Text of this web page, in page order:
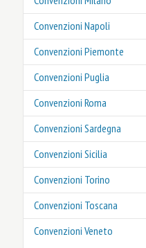
Convenzioni Napoli
Convenzioni Piemonte
Convenzioni Puglia
Convenzioni Roma
Convenzioni Sardegna
Convenzioni Sicilia
Convenzioni Torino
Convenzioni Toscana
Convenzioni Veneto